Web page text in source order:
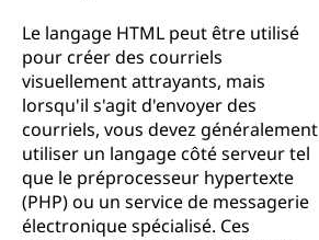
Le langage HTML peut être utilisé
pour créer des courriels
visuellement attrayants, mais
lorsqu'il s'agit d'envoyer des
courriels, vous devez généralement
utiliser un langage côté serveur tel
que le préprocesseur hypertexte
(PHP) ou un service de messagerie
électronique spécialisé. Ces